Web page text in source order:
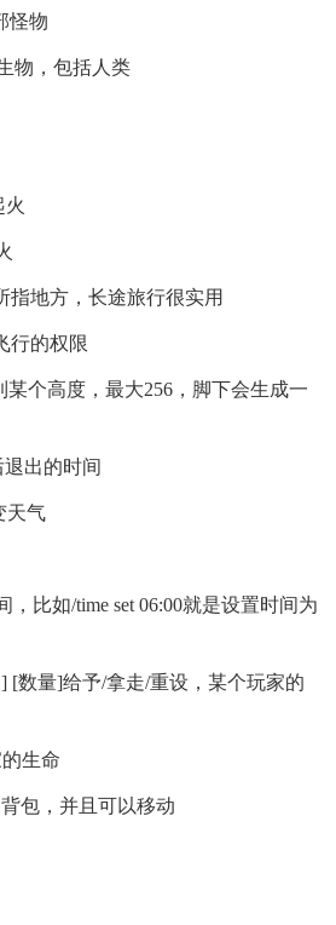
怪物
物，包括人类
火
指地方，长途旅行很实用
行的权限
某个高度，最大256，脚下会生成一
退出的时间
天气
，比如/time set 06:00就是设置时间为
[数量]给予/拿走/重设，某个玩家的
生命
包，并且可以移动